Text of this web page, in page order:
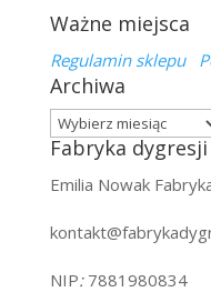
Ważne miejsca
Regulamin sklepu
Archiwa
Archiwa
Fabryka
Emilia Nowak
NIP: 7881980834